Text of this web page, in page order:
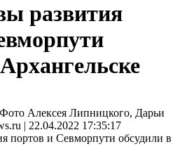
развития
Алексея Липницкого, Дарьи
| 22.04.2022 17:35:17